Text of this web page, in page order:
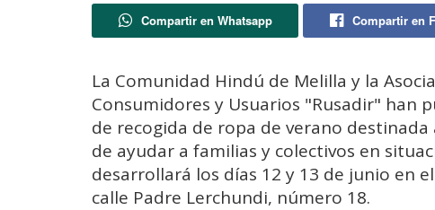
Compartir en Whatsapp Compartir en
La Comunidad Hindú de Melilla y la
Consumidores y Usuarios "Rusadir" han
de recogida de ropa de verano
de ayudar a familias y colectivos en
desarrollará los días 12 y 13 de junio en
calle Padre Lerchundi, número 18.